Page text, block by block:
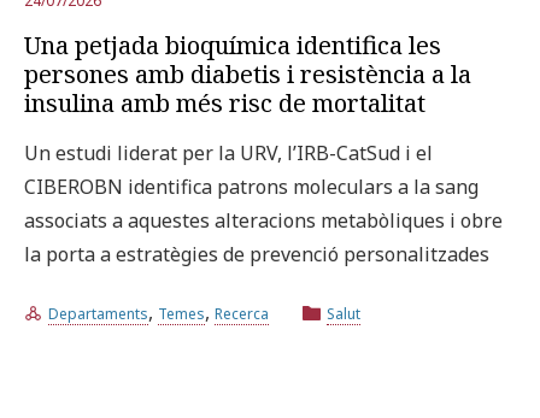
Una petjada bioquímica identifica les
persones amb diabetis i resistència a la
insulina amb més risc de mortalitat
Un estudi liderat per la URV, l’IRB-CatSud i el
CIBEROBN identifica patrons moleculars a la sang
associats a aquestes alteracions metabòliques i obre
la porta a estratègies de prevenció personalitzades
Departaments, Temes, Recerca Salut